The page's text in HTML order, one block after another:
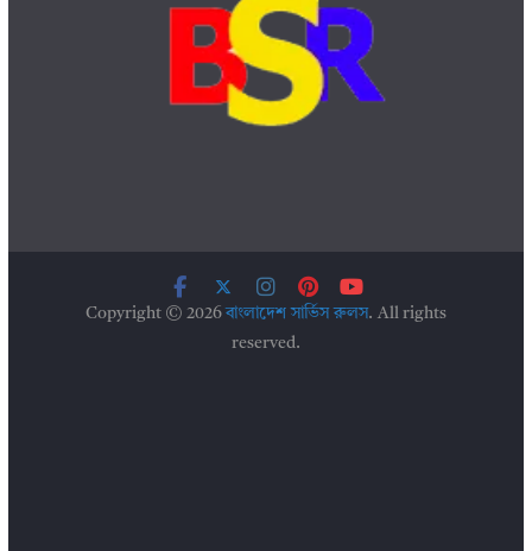
Copyright © 2026বাংলাদেশ সার্ভিস রুলস. All rights
reserved.